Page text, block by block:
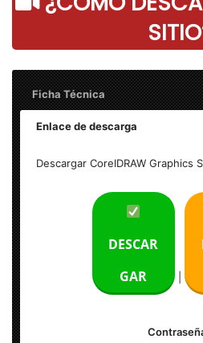
Ficha Técnica
Enlace de descarga
Descargar CorelDRAW Graphics
DESCAR
GAR